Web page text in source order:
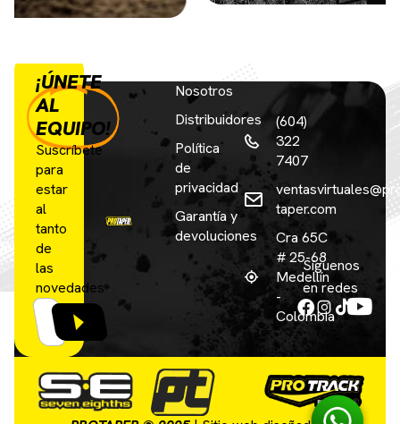
¡ÚNETE
AL
EQUIPO!
Suscríbete
para
estar
al
tanto
de
las
novedades
(604)
322
7407
taper.com
Cra 65C
# 25-68
Medellín
-
Colombia
Nosotros
Distribuidores
Política
de
privacidad
Garantía y
devoluciones
Síguenos
en redes